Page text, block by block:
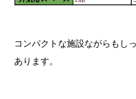
コンパクトな施設ながらもし
あります。